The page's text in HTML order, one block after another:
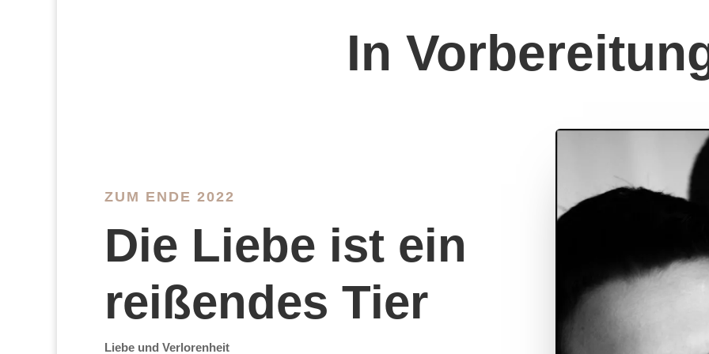
In
ZUM ENDE 2022
Die Liebe ist ein
reißendes Tier
Liebe und Verlorenheit